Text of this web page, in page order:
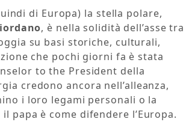
di Europa) la stella polare,
, è nella solidità dell’asse tra
su basi storiche, culturali,
che pochi giorni fa è stata
to the President della
credono ancora nell’alleanza,
i loro legami personali o la
papa è come difendere l’Europa.